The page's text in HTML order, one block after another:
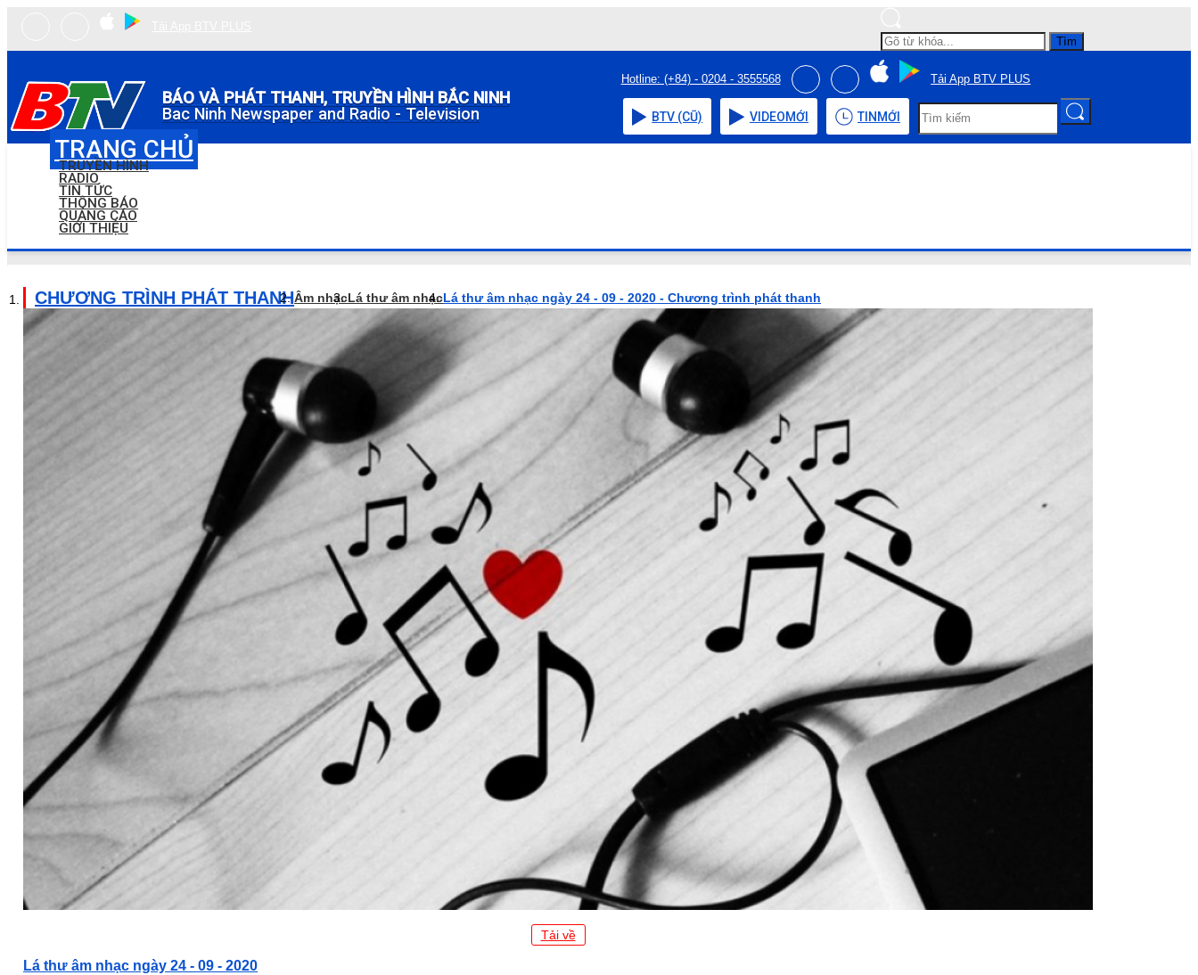
Tìm
BÁO VÀ PHÁT THANH, TRUYỀN HÌNH BẮC NINH
Bac Ninh Newspaper and Radio - Television
Hotline: (+84) - 0204 - 3555568 Tải App BTV PLUS
BTV (CŨ) VIDEOMỚI TIN MỚI
TRANG CHỦ
TRUYỀN HÌNH
RADIO
TIN TỨC
THÔNG BÁO
QUẢNG CÁO
GIỚI THIỆU
CHƯƠNG TRÌNH PHÁT THANHÂm nhạcLá thư âm nhạcLá thư âm nhạc ngày 24 - 09 - 2020 - Chương trình phát thanh
Tải về
Lá thư âm nhạc ngày 24 - 09 - 2020